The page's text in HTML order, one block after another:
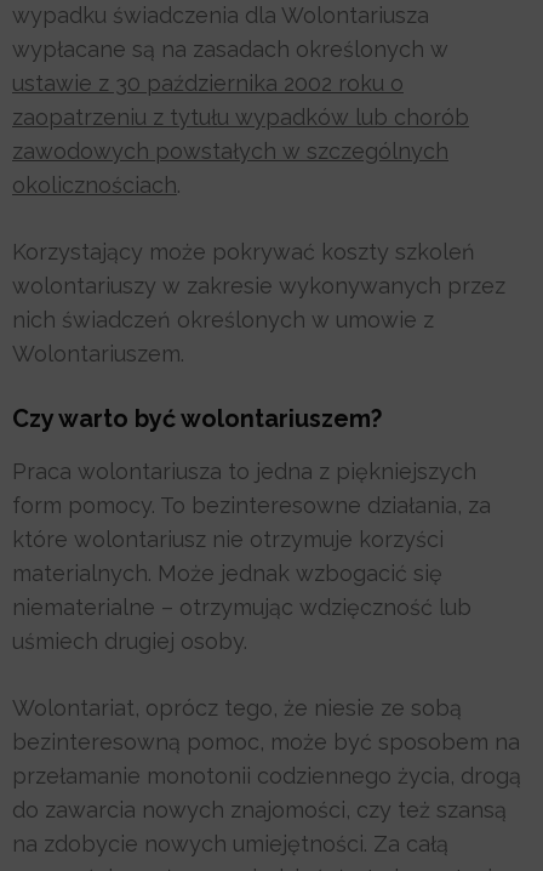
wypadku świadczenia dla Wolontariusza
wypłacane są na zasadach określonych w
ustawie z 30 października 2002 roku o
zaopatrzeniu z tytułu wypadków lub chorób
zawodowych powstałych w szczególnych
okolicznościach.
Korzystający może pokrywać koszty szkoleń
wolontariuszy w zakresie wykonywanych przez
nich świadczeń określonych w umowie z
Wolontariuszem.
Czy warto być wolontariuszem?
Praca wolontariusza to jedna z piękniejszych
form pomocy. To bezinteresowne działania, za
które wolontariusz nie otrzymuje korzyści
materialnych. Może jednak wzbogacić się
niematerialne – otrzymując wdzięczność lub
uśmiech drugiej osoby.
Wolontariat, oprócz tego, że niesie ze sobą
bezinteresowną pomoc, może być sposobem na
przełamanie monotonii codziennego życia, drogą
do zawarcia nowych znajomości, czy też szansą
na zdobycie nowych umiejętności. Za całą